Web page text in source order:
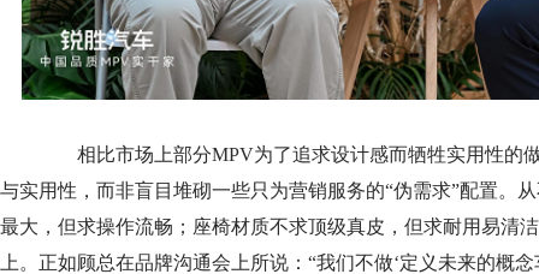
相比市场上部分MPV为了追求设计感而牺牲实用性的
与实用性，而非盲目堆砌一些只为营销服务的“伪需求”配置。
最大，但求操作流畅；座椅材质不求顶级真皮，但求耐用易清
上。正如顾总在品牌沟通会上所说：“我们不做‘定义未来的概